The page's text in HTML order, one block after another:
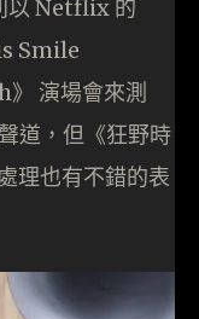
以 Netflix 的
Smile
演場會來測
道，但《狂野時
理也有不錯的表